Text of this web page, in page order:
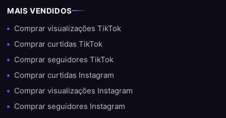
✔️ Suporte para dúvidas
✔️ Compatível com todas as principais plataformas
Experiência e expertise em
crescimento nas redes sociais
No SocialKings, trabalhamos há anos com crescimento nas
MAIS VENDIDOS
Comprar visualizações TikTok
Comprar curtidas TikTok
Comprar seguidores TikTok
Comprar curtidas Instagram
Comprar visualizações Instagram
Comprar seguidores Instagram